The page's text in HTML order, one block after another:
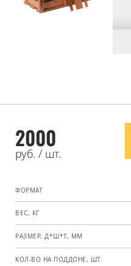
2000
руб. / шт.
ФОРМАТ
ВЕС, КГ
РАЗМЕР, Д*Ш*Т, ММ
КОЛ-ВО НА ПОДДОНЕ, ШТ.